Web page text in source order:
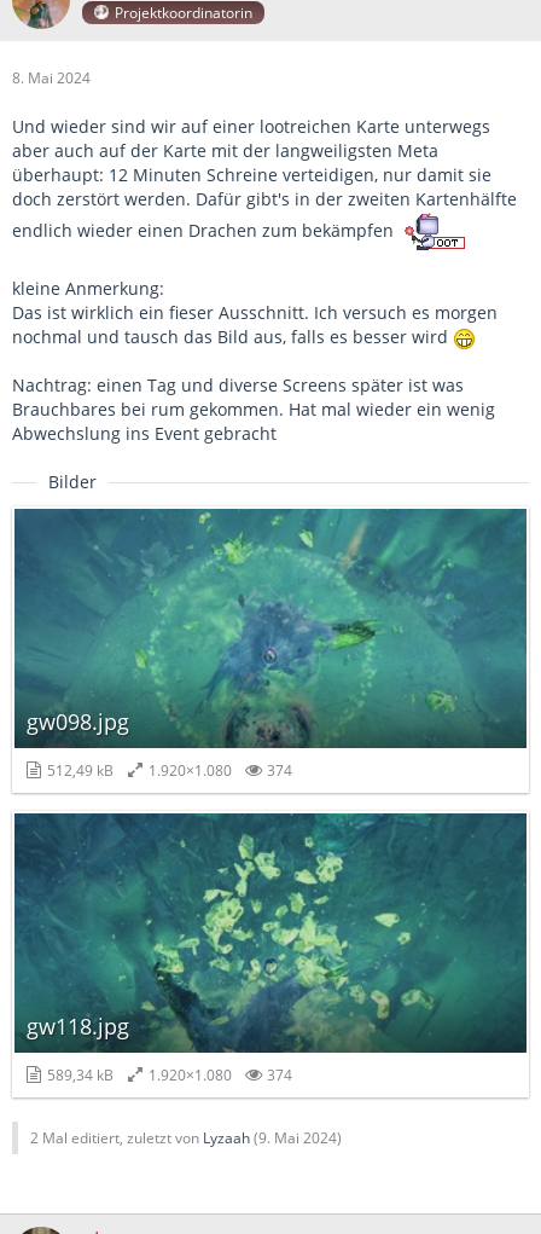
Projektkoordinatorin
8. Mai 2024
Und wieder sind wir auf einer lootreichen Karte unterwegs
aber auch auf der Karte mit der langweiligsten Meta
überhaupt: 12 Minuten Schreine verteidigen, nur damit sie
doch zerstört werden. Dafür gibt's in der zweiten Kartenhälfte
endlich wieder einen Drachen zum bekämpfen
kleine Anmerkung:
Das ist wirklich ein fieser Ausschnitt. Ich versuch es morgen
nochmal und tausch das Bild aus, falls es besser wird
Nachtrag: einen Tag und diverse Screens später ist was
Brauchbares bei rum gekommen. Hat mal wieder ein wenig
Abwechslung ins Event gebracht
Bilder
gw098.jpg
512,49 kB 1.920×1.080 374
gw118.jpg
589,34 kB 1.920×1.080 374
2 Mal editiert, zuletzt von Lyzaah(9. Mai 2024)